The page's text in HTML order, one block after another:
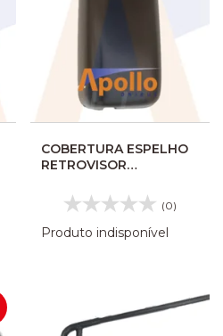
COBERTURA ESPELHO
RETROVISOR
LD 24330459 CO4333
(0)
Produto indisponível